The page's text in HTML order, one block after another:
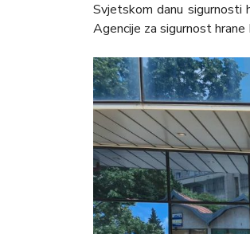
Svjetskom danu sigurnosti
Agencije za sigurnost